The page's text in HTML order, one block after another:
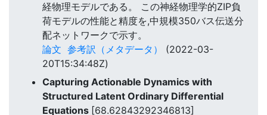
経物理モデルである。 この神経物理学的ZIP負
荷モデルの性能と精度を,中規模350バス伝送分
配ネットワークで示す。
論文 参考訳（メタデータ）
(2022-03-
20T15:34:48Z)
Capturing Actionable Dynamics with
Structured Latent Ordinary Differential
Equations [68.62843292346813]